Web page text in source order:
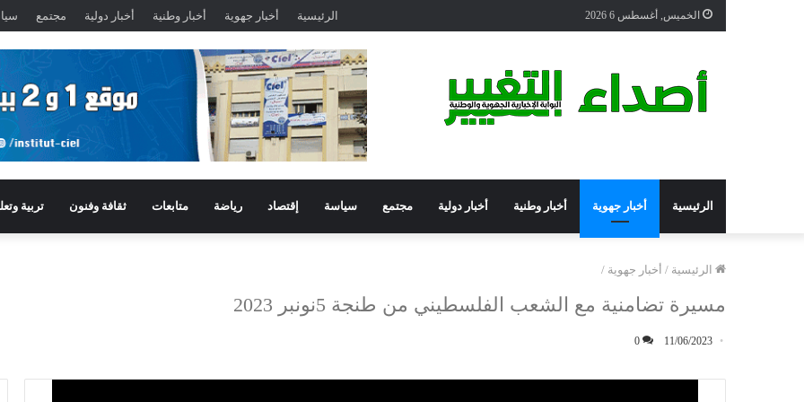
الخميس, أغسطس 6 2026 الرئيسية أخبار جهوية أخبار وطنية أخبار دولية مجتمع
الرئيسية أخبار جهوية أخبار وطنية أخبار دولية مجتمع سياسة إقتصاد رياضة متابعات ثقافة وفنون تربية
الرئيسية / أخبار جهوية /
مسيرة تضامنية مع الشعب الفلسطيني من طنجة 5نونبر 2023
11/06/2023
0